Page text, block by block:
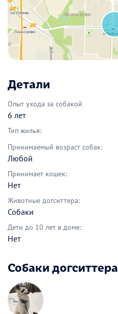
Детали
Опыт ухода за собакой
6 лет
Тип жилья:
Принимаемый возраст собак:
Любой
Принимает кошек:
Нет
Животные догситтера:
Собаки
Дети до 10 лет в доме:
Нет
Собаки догситтера